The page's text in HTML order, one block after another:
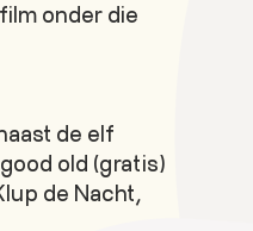
onder die
de elf
old (gratis)
de Nacht,